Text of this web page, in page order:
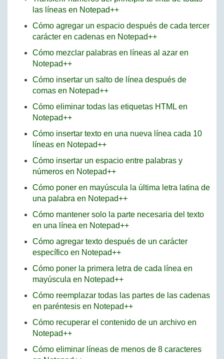
las líneas en Notepad++
Cómo agregar un espacio después de cada tercer
carácter en cadenas en Notepad++
Cómo mezclar palabras en líneas al azar en
Notepad++
Cómo insertar un salto de línea después de
comas en Notepad++
Cómo eliminar todas las etiquetas HTML en
Notepad++
Cómo insertar texto en una nueva línea cada 10
líneas en Notepad++
Cómo insertar un espacio entre palabras y
números en Notepad++
Cómo poner en mayúscula la última letra latina de
una palabra en Notepad++
Cómo mantener solo la parte necesaria del texto
en una línea en Notepad++
Cómo agregar texto después de un carácter
específico en Notepad++
Cómo poner la primera letra de cada línea en
mayúscula en Notepad++
Cómo reemplazar todas las partes de las cadenas
en paréntesis en Notepad++
Cómo recuperar el contenido de un archivo en
Notepad++
Cómo eliminar líneas de menos de 8 caracteres